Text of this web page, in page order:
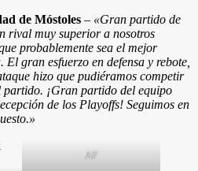
de Móstoles – «Gran partido de
rival muy superior a nosotros
probablemente sea el mejor
gran esfuerzo en defensa y rebote,
hizo que pudiéramos competir
¡Gran partido del equipo
de los Playoffs! Seguimos en
AF